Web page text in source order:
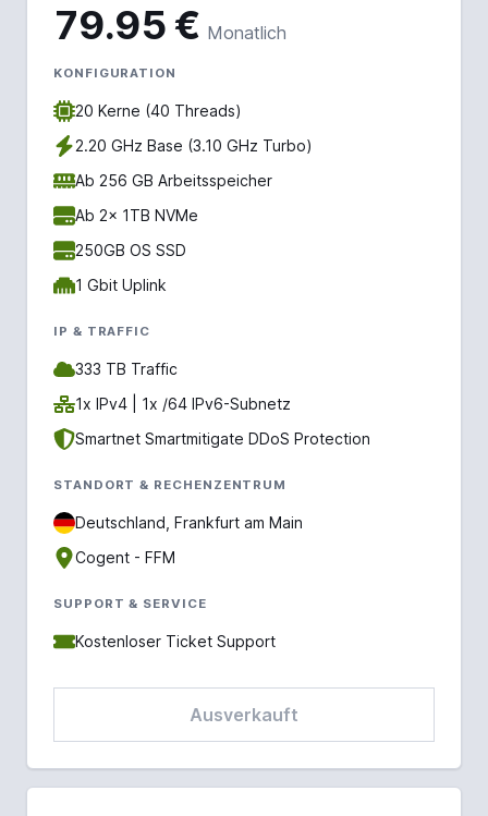
79.95 € Monatlich
KONFIGURATION
20 Kerne (40 Threads)
2.20 GHz Base (3.10 GHz Turbo)
Ab 256 GB Arbeitsspeicher
Ab 2x 1TB NVMe
250GB OS SSD
1 Gbit Uplink
IP & TRAFFIC
333 TB Traffic
1x IPv4 | 1x /64 IPv6-Subnetz
Smartnet Smartmitigate DDoS Protection
STANDORT & RECHENZENTRUM
Deutschland, Frankfurt am Main
Cogent - FFM
SUPPORT & SERVICE
Kostenloser Ticket Support
Ausverkauft